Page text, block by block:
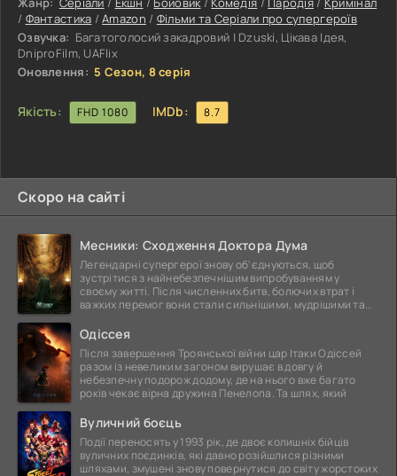
стосунки, намагання управляти справедливістю та
приховані слабкості роблять їх
/ Фантастика /Amazon / Фільми та Серіали про супергероїв
Озвучка: Багатоголосий закадровий | Dzuski, Цікава Ідея,
DniproFilm, UAFlix
Оновлення: 5 Сезон, 8 серія
Якість: FHD 1080 IMDb: 8.7
Скоро на сайті
Месники: Сходження Доктора Дума
Легендарні супергерої знову об'єднуються, щоб
зустрітися з найнебезпечнішим випробуванням у
своєму житті. Після численних битв, болючих втрат і
важких перемог вони стали сильнішими, мудрішими та
Одіссея
Після завершення Троянської війни цар Ітаки Одіссей
разом із невеликим загоном вирушає в довгу й
небезпечну подорож додому, де на нього вже багато
років чекає вірна дружина Пенелопа. Та шлях, який
Вуличний боєць
Події переносять у 1993 рік, де двоє колишніх бійців
вуличних поєдинків, які давно розійшлися різними
шляхами, змушені знову повернутися до світу жорстоких